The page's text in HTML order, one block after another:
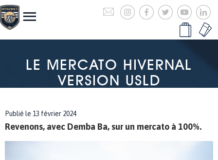
LE MERCATO HIVERNAL
VERSION USLD
Publié le 13 février 2024
Revenons, avec Demba Ba, sur un mercato à 100%.